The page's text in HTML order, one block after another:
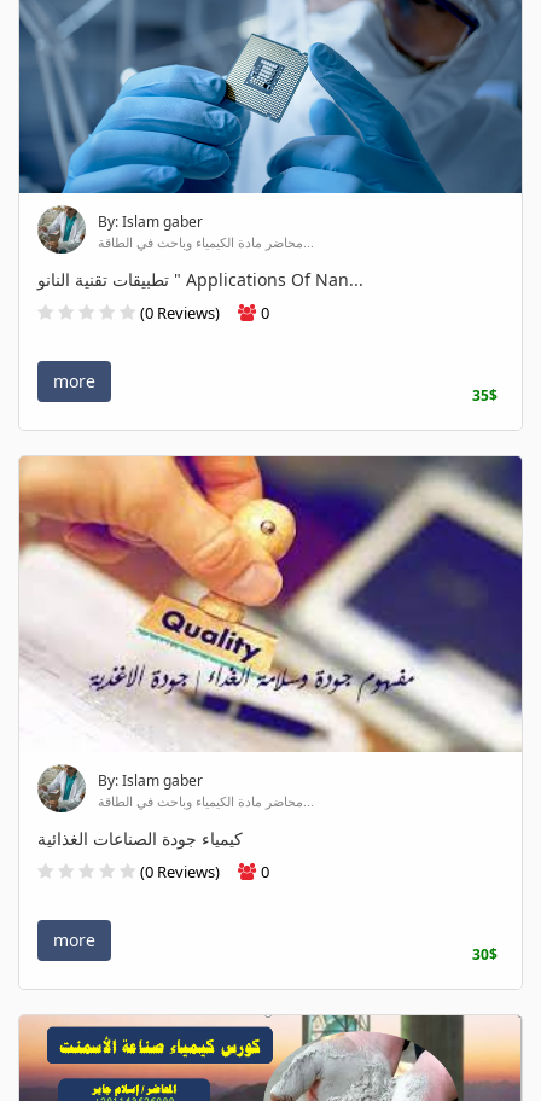
By: Islam gaber
محاضر مادة الكيمياء وباحث في الطاقة...
تطبيقات تقنية النانو " Applications Of Nan...
(0 Reviews) 0
more
35$
By: Islam gaber
محاضر مادة الكيمياء وباحث في الطاقة...
كيمياء جودة الصناعات الغذائية
(0 Reviews) 0
more
30$